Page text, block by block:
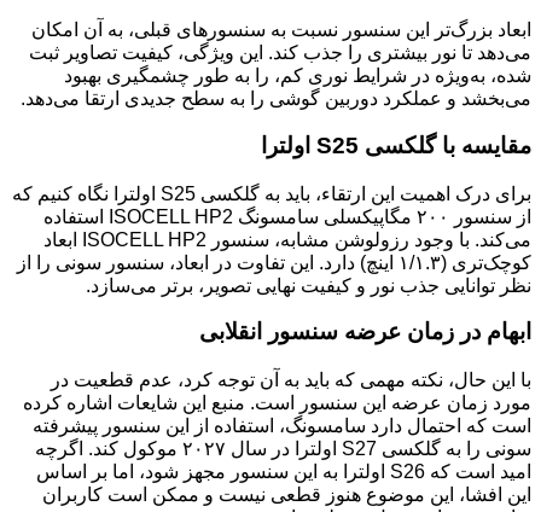
ابعاد بزرگ‌تر این سنسور نسبت به سنسورهای قبلی، به آن امکان
می‌دهد تا نور بیشتری را جذب کند. این ویژگی، کیفیت تصاویر ثبت
شده، به‌ویژه در شرایط نوری کم، را به طور چشمگیری بهبود
می‌بخشد و عملکرد دوربین گوشی را به سطح جدیدی ارتقا می‌دهد.
مقایسه با گلکسی S25 اولترا
برای درک اهمیت این ارتقاء، باید به گلکسی S25 اولترا نگاه کنیم که
از سنسور ۲۰۰ مگاپیکسلی سامسونگ ISOCELL HP2 استفاده
می‌کند. با وجود رزولوشن مشابه، سنسور ISOCELL HP2 ابعاد
کوچک‌تری (۱/۱.۳ اینچ) دارد. این تفاوت در ابعاد، سنسور سونی را از
نظر توانایی جذب نور و کیفیت نهایی تصویر، برتر می‌سازد.
ابهام در زمان عرضه سنسور انقلابی
با این حال، نکته مهمی که باید به آن توجه کرد، عدم قطعیت در
مورد زمان عرضه این سنسور است. منبع این شایعات اشاره کرده
است که احتمال دارد سامسونگ، استفاده از این سنسور پیشرفته
سونی را به گلکسی S27 اولترا در سال ۲۰۲۷ موکول کند. اگرچه
امید است که S26 اولترا به این سنسور مجهز شود، اما بر اساس
این افشا، این موضوع هنوز قطعی نیست و ممکن است کاربران